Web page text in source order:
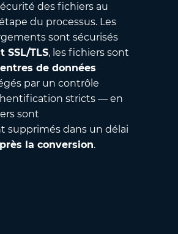
des fichiers au
du processus. Les
sont sécurisés
SSL/TLS, les fichiers sont
de données
par un contrôle
stricts — en
sont
supprimés dans un délai
la conversion.